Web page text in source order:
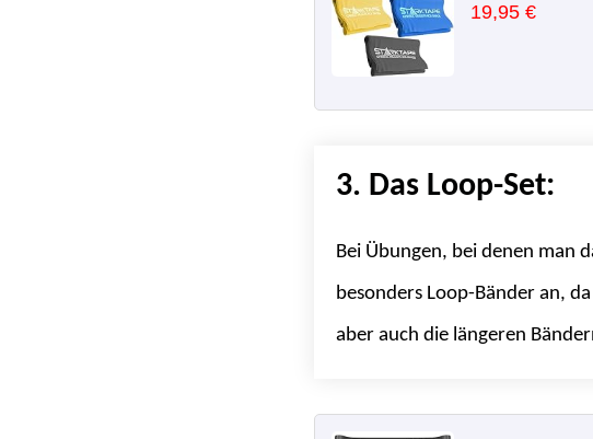
19,95 €
3. Das Loop-Set:
Bei Übungen, bei denen man
besonders Loop-Bänder an,
aber auch die längeren